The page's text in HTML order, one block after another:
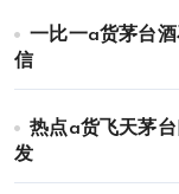
一比一a货茅台
信
热点a货飞天茅
发